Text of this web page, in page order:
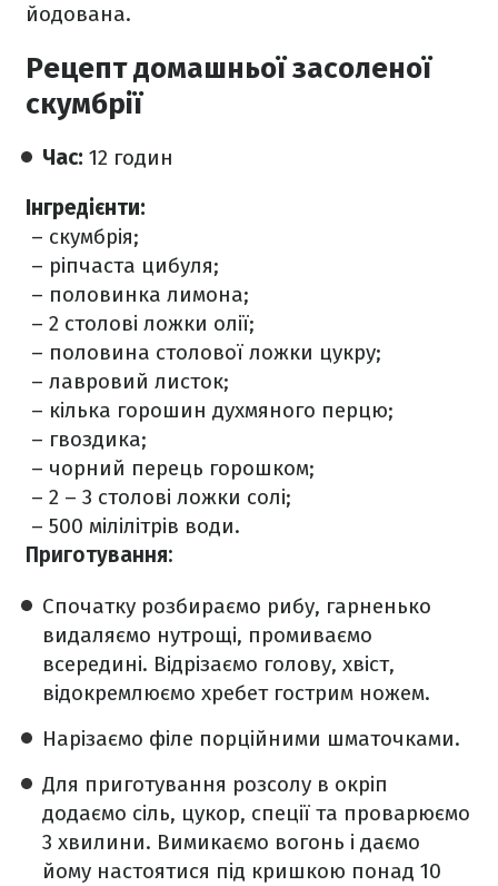
йодована.
Рецепт домашньої засоленої
скумбрії
Час: 12 годин
Інгредієнти:
– скумбрія;
– ріпчаста цибуля;
– половинка лимона;
– 2 столові ложки олії;
– половина столової ложки цукру;
– лавровий листок;
– кілька горошин духмяного перцю;
– гвоздика;
– чорний перець горошком;
– 2 – 3 столові ложки солі;
– 500 мілілітрів води.
Приготування:
Спочатку розбираємо рибу, гарненько
видаляємо нутрощі, промиваємо
всередині. Відрізаємо голову, хвіст,
відокремлюємо хребет гострим ножем.
Нарізаємо філе порційними шматочками.
Для приготування розсолу в окріп
додаємо сіль, цукор, спеції та проварюємо
3 хвилини. Вимикаємо вогонь і даємо
йому настоятися під кришкою понад 10